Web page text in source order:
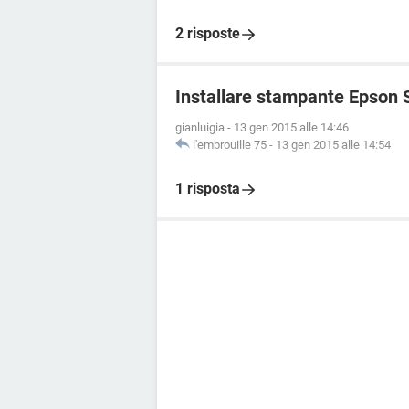
2 risposte
Installare stampante Epson
gianluigia - 13 gen 2015 alle 14:46
l'embrouille 75 - 13 gen 2015 alle 14:54
1 risposta